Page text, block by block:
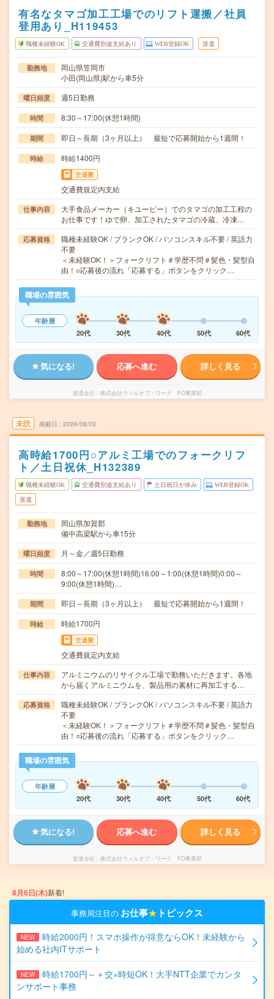
有名なタマゴ加工工場でのリフト運搬／社員
登用あり_H119453
職種未経験OK 交通費別途支給あり WEB登録OK 派遣
勤務地
岡山県笠岡市
小田(岡山県)駅から車5分
曜日頻度 週5日勤務
時間 8:30～17:00(休憩1時間)
期間 即日～長期（3ヶ月以上） 最短で応募開始から1週間！
時給 時給1400円
交通費
交通費規定内支給
仕事内容
大手食品メーカー（キユーピー）でのタマゴの加工工程の
お仕事です！ゆで卵、加工されたタマゴの冷蔵、冷凍…
応募資格
職種未経験OK / ブランクOK / パソコンスキル不要 / 英語力
不要
＜未経験OK！＞フォークリフト＃学歴不問＃髪色・髪型自
由！○応募後の流れ「応募する」ボタンをクリック…
職場の雰囲気
年齢層
20代
30代 40代 50代 60代
気になる! 応募へ進む 詳しく見る
派遣会社 株式会社ウィルオブ・ワーク FO事業部
未読 掲載日 2026/08/03
高時給1700円○アルミ工場でのフォークリフ
ト／土日祝休_H132389
職種未経験OK 交通費別途支給あり 土日祝日が休み WEB登録OK
派遣
勤務地
岡山県加賀郡
備中高梁駅から車15分
曜日頻度 月～金／週5日勤務
時間
8:00～17:00(休憩1時間)16:00～1:00(休憩1時間)0:00～
9:00(休憩1時間)…
期間 即日～長期（3ヶ月以上） 最短で応募開始から1週間！
時給 時給1700円
交通費
交通費規定内支給
仕事内容
アルミニウムのリサイクル工場で勤務いただきます。各地
から届くアルミニウムを、製品用の素材に再加工する…
応募資格
職種未経験OK / ブランクOK / パソコンスキル不要 / 英語力
不要
＜未経験OK！＞フォークリフト＃学歴不問＃髪色・髪型自
由！○応募後の流れ「応募する」ボタンをクリック…
職場の雰囲気
年齢層
20代
30代 40代 50代 60代
気になる! 応募へ進む 詳しく見る
派遣会社 株式会社ウィルオブ・ワーク FO事業部
8月6日(木)新着!
事務局注目の お仕事★ トピックス
NEW
時給2000円！スマホ操作が得意ならOK！未経験から
始める社内ITサポート
NEW
時給1700円～＋交×時短OK！大手NTT企業でカンタ
ンサポート事務